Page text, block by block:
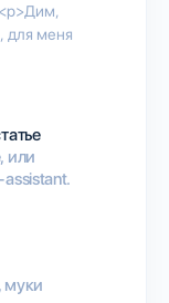
для меня
или